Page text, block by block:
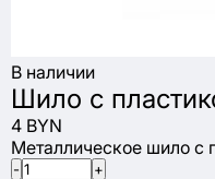
В наличии
Шило с
4 BYN
Металлическое шило с
- +